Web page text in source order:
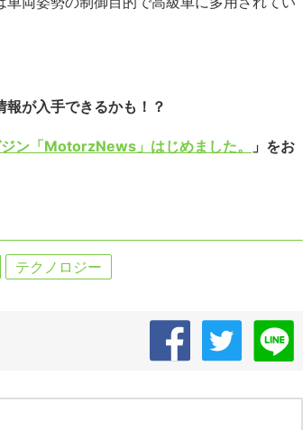
が入手できるかも！？
ン「MotorzNews」はじめました。
」をお
テクノロジー